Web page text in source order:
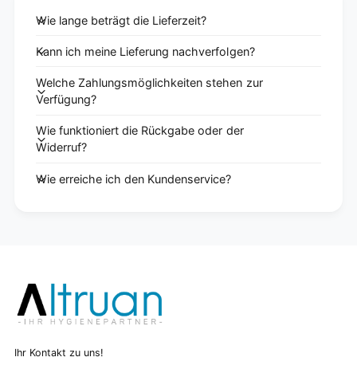
Wie lange beträgt die Lieferzeit?
Kann ich meine Lieferung nachverfolgen?
Welche Zahlungsmöglichkeiten stehen zur
Verfügung?
Wie funktioniert die Rückgabe oder der
Widerruf?
Wie erreiche ich den Kundenservice?
Ihr Kontakt zu uns!